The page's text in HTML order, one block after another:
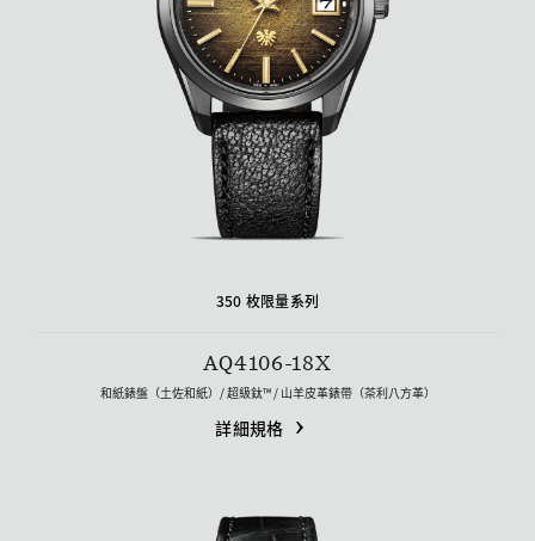
350 枚限量系列
AQ4106-18X
和紙錶盤（土佐和紙）/ 超級鈦™ / 山羊皮革錶帶（茶利八方革）
詳細規格